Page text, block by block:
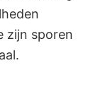
zijn sporen